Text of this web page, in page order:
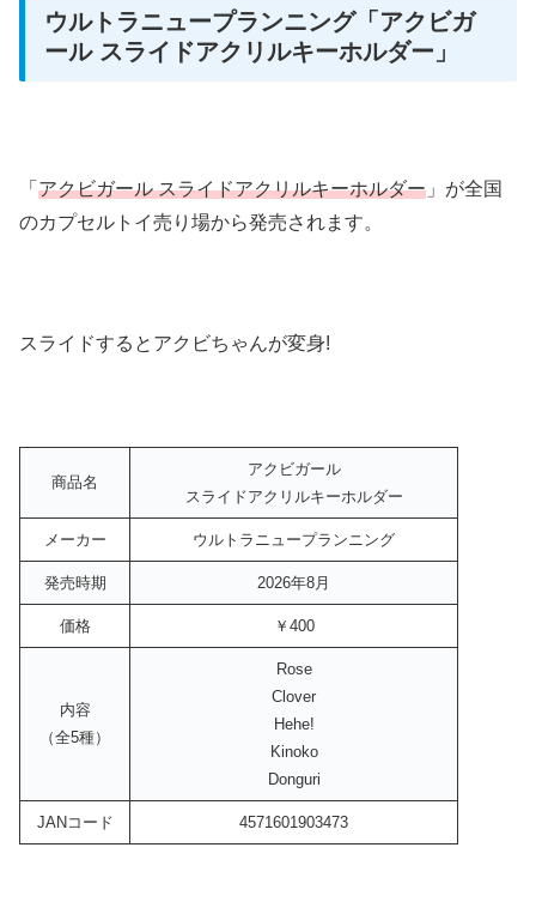
ウルトラニュープランニング「アクビガ
ール スライドアクリルキーホルダー」
「 アクビガール スライドアクリルキーホルダー 」が全国
のカプセルトイ売り場から発売されます。
スライドするとアクビちゃんが変身!
商品名
アクビガール
スライドアクリルキーホルダー
メーカー ウルトラニュープランニング
発売時期 2026年8月
価格 ￥400
内容
（全5種）
Rose
Clover
Hehe!
Kinoko
Donguri
JANコード 4571601903473